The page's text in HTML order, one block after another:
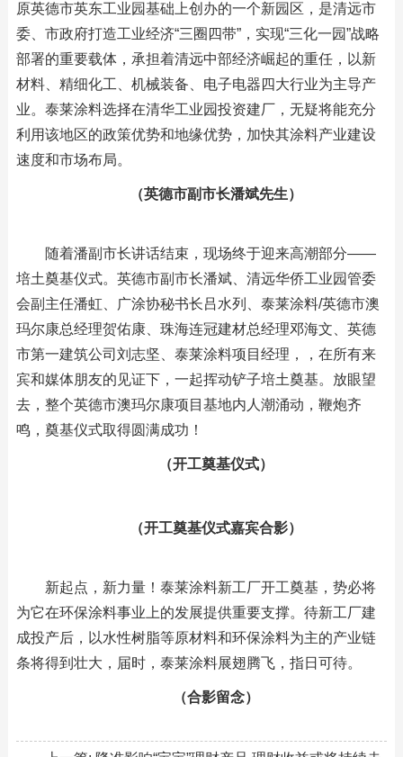
原英德市英东工业园基础上创办的一个新园区，是清远市
委、市政府打造工业经济“三圈四带”，实现“三化一园”战略
部署的重要载体，承担着清远中部经济崛起的重任，以新
材料、精细化工、机械装备、电子电器四大行业为主导产
业。泰莱涂料选择在清华工业园投资建厂，无疑将能充分
利用该地区的政策优势和地缘优势，加快其涂料产业建设
速度和市场布局。
（英德市副市长潘斌先生）
随着潘副市长讲话结束，现场终于迎来高潮部分——
培土奠基仪式。英德市副市长潘斌、清远华侨工业园管委
会副主任潘虹、广涂协秘书长吕水列、泰莱涂料/英德市澳
玛尔康总经理贺佑康、珠海连冠建材总经理邓海文、英德
市第一建筑公司刘志坚、泰莱涂料项目经理，，在所有来
宾和媒体朋友的见证下，一起挥动铲子培土奠基。放眼望
去，整个英德市澳玛尔康项目基地内人潮涌动，鞭炮齐
鸣，奠基仪式取得圆满成功！
（开工奠基仪式）
（开工奠基仪式嘉宾合影）
新起点，新力量！泰莱涂料新工厂开工奠基，势必将
为它在环保涂料事业上的发展提供重要支撑。待新工厂建
成投产后，以水性树脂等原材料和环保涂料为主的产业链
条将得到壮大，届时，泰莱涂料展翅腾飞，指日可待。
（合影留念）